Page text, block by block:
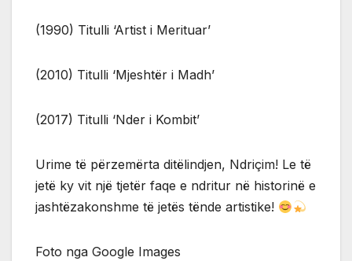
(1990) Titulli ‘Artist i Merituar’
(2010) Titulli ‘Mjeshtër i Madh’
(2017) Titulli ‘Nder i Kombit’
Urime të përzemërta ditëlindjen, Ndriçim! Le të
jetë ky vit një tjetër faqe e ndritur në historinë e
jashtëzakonshme të jetës tënde artistike!
Foto nga Google Images